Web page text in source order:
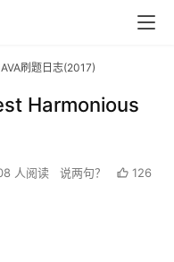
刷题日志(2017)
Harmonious
人阅读 说两句？ 126